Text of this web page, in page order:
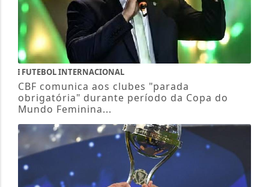
FUTEBOL INTERNACIONAL
CBF comunica aos clubes "parada
obrigatória" durante período da Copa do
Mundo Feminina...